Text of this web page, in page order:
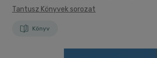
Tantusz Könyvek sorozat
Könyv